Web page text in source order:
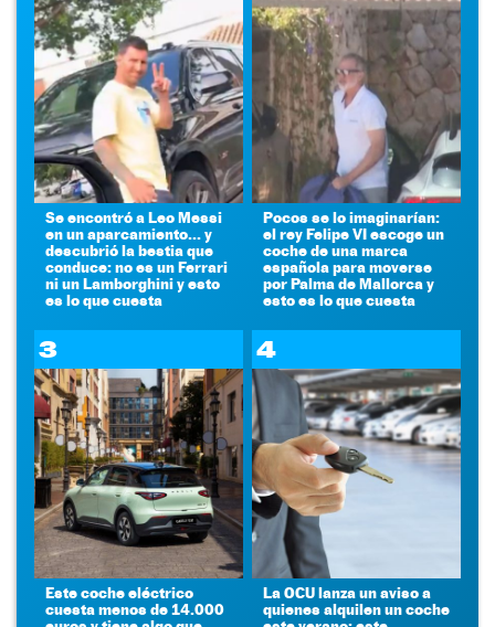
Se encontró a Leo Messi
en un aparcamiento... y
descubrió la bestia que
conduce: no es un Ferrari
ni un Lamborghini y esto
es lo que cuesta
Pocos se lo imaginarían:
el rey Felipe VI escoge un
coche de una marca
española para moverse
por Palma de Mallorca y
esto es lo que cuesta
3
Este coche eléctrico
cuesta menos de 14.000
4
La OCU lanza un aviso a
quienes alquilen un coche